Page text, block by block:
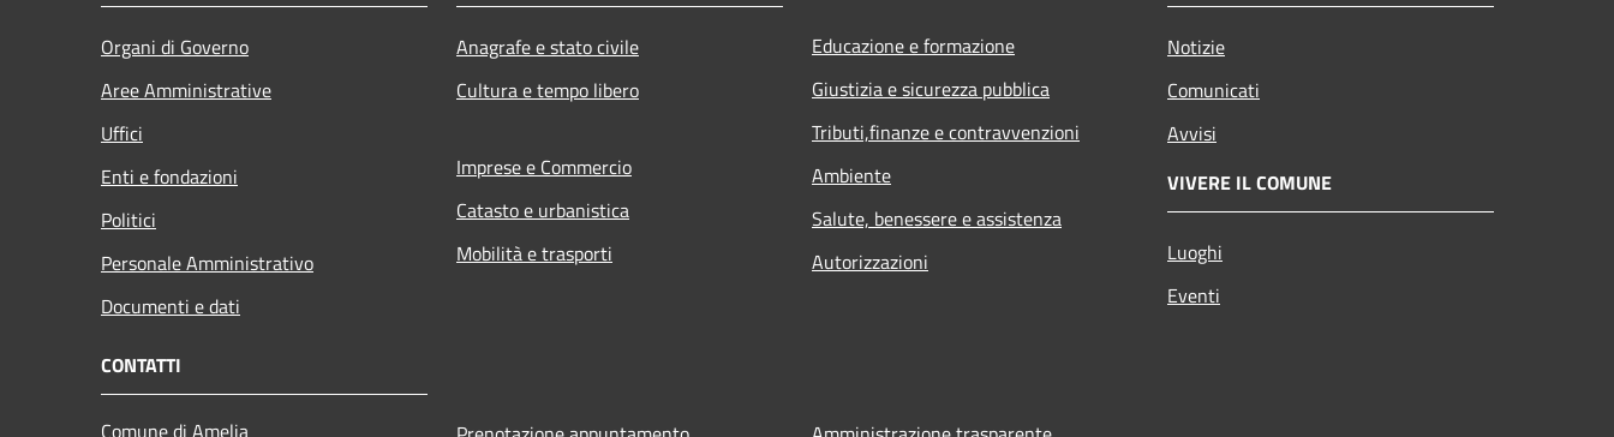
Organi di Governo
Aree Amministrative
Uffici
Enti e fondazioni
Politici
Personale Amministrativo
Documenti e dati
Anagrafe e stato civile
Cultura e tempo libero
Imprese e Commercio
Catasto e urbanistica
Mobilità e trasporti
Educazione e formazione
Giustizia e sicurezza pubblica
Tributi,finanze e contravvenzioni
Ambiente
Salute, benessere e assistenza
Autorizzazioni
Notizie
Comunicati
Avvisi
VIVERE IL COMUNE
Luoghi
Eventi
CONTATTI